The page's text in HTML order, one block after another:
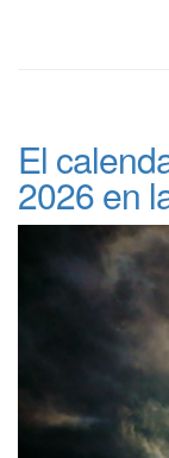
El
2026 en